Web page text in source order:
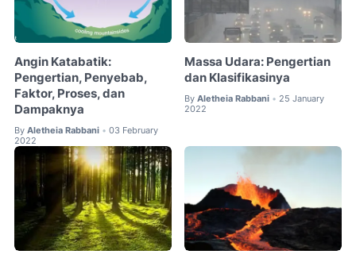
Angin Katabatik:
Pengertian, Penyebab,
Faktor, Proses, dan
Dampaknya
By Aletheia Rabbani • 03 February
2022
Massa Udara: Pengertian
dan Klasifikasinya
By Aletheia Rabbani • 25 January
2022